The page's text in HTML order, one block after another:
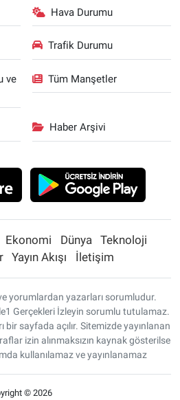
Hava Durumu
Trafik Durumu
ve
Tüm Manşetler
Haber Arşivi
Ekonomi Dünya
Teknoloji
Yayın Akışı İletişim
yorumlardan yazarları sorumludur.
Gerçekleri İzleyin sorumlu tutulamaz.
bir sayfada açılır. Sitemizde yayınlanan
izin alınmaksızın kaynak gösterilse
kullanılamaz ve yayınlanamaz
© 2026